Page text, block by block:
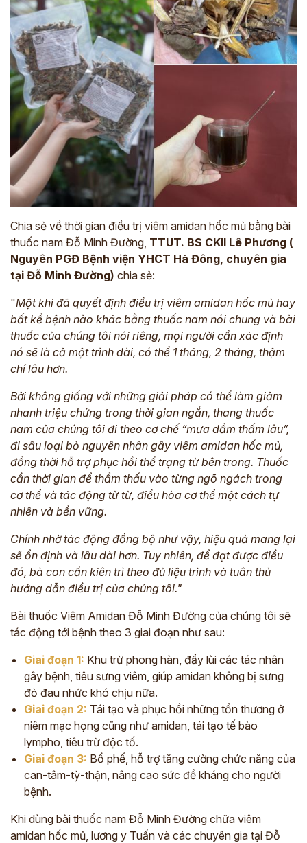
Chia sẻ về thời gian điều trị viêm amidan hốc mủ bằng bài
thuốc nam Đỗ Minh Đường, TTUT. BS CKII Lê Phương (
Nguyên PGĐ Bệnh viện YHCT Hà Đông, chuyên gia
tại Đỗ Minh Đường) chia sẻ:
"Một khi đã quyết định điều trị viêm amidan hốc mủ hay
bất kể bệnh nào khác bằng thuốc nam nói chung và bài
thuốc của chúng tôi nói riêng, mọi người cần xác định
nó sẽ là cả một trình dài, có thể 1 tháng, 2 tháng, thậm
chí lâu hơn.
Bởi không giống với những giải pháp có thể làm giảm
nhanh triệu chứng trong thời gian ngắn, thang thuốc
nam của chúng tôi đi theo cơ chế “mưa dầm thấm lâu”,
đi sâu loại bỏ nguyên nhân gây viêm amidan hốc mủ,
đồng thời hỗ trợ phục hồi thể trạng từ bên trong. Thuốc
cần thời gian để thẩm thấu vào từng ngõ ngách trong
cơ thể và tác động từ từ, điều hòa cơ thể một cách tự
nhiên và bền vững.
Chính nhờ tác động đồng bộ như vậy, hiệu quả mang lại
sẽ ổn định và lâu dài hơn. Tuy nhiên, để đạt được điều
đó, bà con cần kiên trì theo đủ liệu trình và tuân thủ
hướng dẫn điều trị của chúng tôi."
Bài thuốc Viêm Amidan Đỗ Minh Đường của chúng tôi sẽ
tác động tới bệnh theo 3 giai đoạn như sau:
Giai đoạn 1: Khu trừ phong hàn, đẩy lùi các tác nhân
gây bệnh, tiêu sưng viêm, giúp amidan không bị sưng
đỏ đau nhức khó chịu nữa.
Giai đoạn 2: Tái tạo và phục hồi những tổn thương ở
niêm mạc họng cũng như amidan, tái tạo tế bào
lympho, tiêu trừ độc tố.
Giai đoạn 3: Bổ phế, hỗ trợ tăng cường chức năng của
can-tâm-tỳ-thận, nâng cao sức đề kháng cho người
bệnh.
Khi dùng bài thuốc nam Đỗ Minh Đường chữa viêm
amidan hốc mủ, lương y Tuấn và các chuyên gia tại Đỗ
*
ĐĂNG KÝ TƯ VẤN »
ĐĂNG KÝ ĐẾN KHÁM TRỰC TIẾP
Thông tin của bạn được bảo mật và chỉ sử dụng cho mục đích tư vấn.